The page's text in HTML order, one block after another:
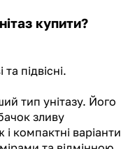
купити?
підвісні.
тип унітазу. Його
зливу
компактні варіанти